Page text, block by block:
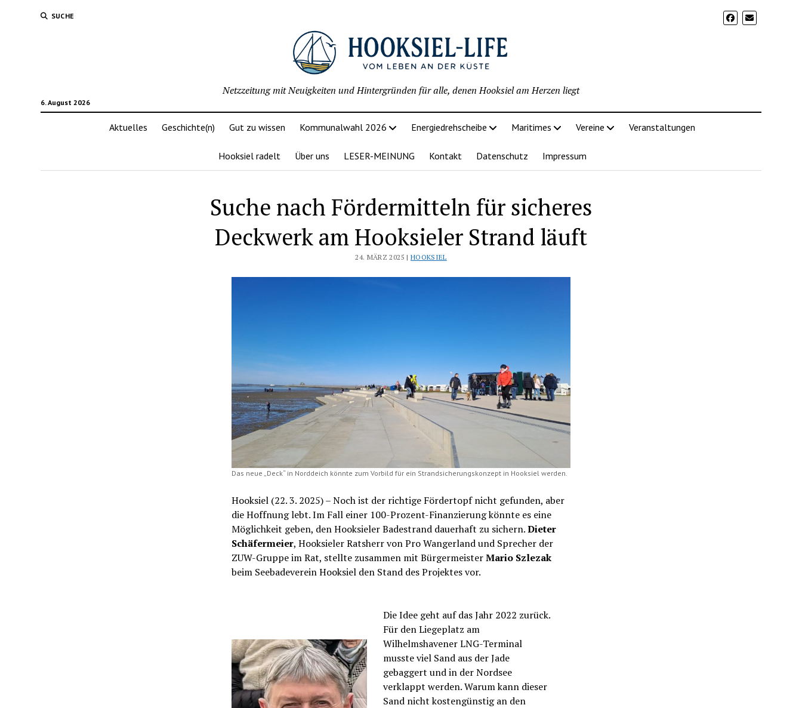
SUCHE
6. August 2026
Netzzeitung mit Neuigkeiten und Hintergründen für alle, denen Hooksiel am Herzen liegt
Aktuelles Geschichte(n) Gut zu wissen Kommunalwahl 2026 Energiedrehscheibe Maritimes Vereine Veranstaltungen
Hooksiel radelt Über uns LESER-MEINUNG Kontakt Datenschutz Impressum
Suche nach Fördermitteln für sicheres
Deckwerk am Hooksieler Strand läuft
24. MÄRZ 2025 | HOOKSIEL
Das neue „Deck“ in Norddeich könnte zum Vorbild für ein Strandsicherungskonzept in Hooksiel werden.
Hooksiel (22. 3. 2025) – Noch ist der richtige Fördertopf nicht gefunden, aber
die Hoffnung lebt. Im Fall einer 100-Prozent-Finanzierung könnte es eine
Möglichkeit geben, den Hooksieler Badestrand dauerhaft zu sichern.Dieter
Schäfermeier, Hooksieler Ratsherr von Pro Wangerland und Sprecher der
ZUW-Gruppe im Rat, stellte zusammen mit BürgermeisterMario Szlezak
beim Seebadeverein Hooksiel den Stand des Projektes vor.
Die Idee geht auf das Jahr 2022 zurück.
Für den Liegeplatz am
Wilhelmshavener LNG-Terminal
musste viel Sand aus der Jade
gebaggert und in der Nordsee
verklappt werden. Warum kann dieser
Sand nicht kostengünstig an den